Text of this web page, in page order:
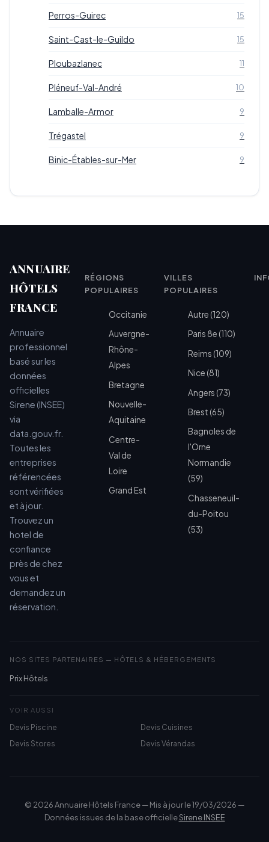
Perros-Guirec 15
Saint-Cast-le-Guildo 15
Ploubazlanec 11
Pléneuf-Val-André 10
Lamballe-Armor 9
Trégastel 9
Binic-Étables-sur-Mer 9
ANNUAIRE
HÔTELS
FRANCE
Annuaire
professionnel
basé sur les
données
officielles
Sirene (INSEE)
via
data.gouv.fr.
Toutes les
entreprises
référencées
sont vérifiées
et à jour.
Trouvez un
hotel de
confiance
près de chez
vous et
demandez un
réservation.
RÉGIONS
POPULAIRES
Occitanie
Auvergne-
Rhône-
Alpes
Bretagne
Nouvelle-
Aquitaine
Centre-
Val de
Loire
Grand Est
VILLES
POPULAIRES
Autre (120)
Paris 8e (110)
Reims (109)
Nice (81)
Angers (73)
Brest (65)
Bagnoles de
l'Orne
Normandie
(59)
Chasseneuil-
du-Poitou
(53)
NOS SITES PARTENAIRES — HÔTELS & HÉBERGEMENTS
Prix Hôtels
VOIR AUSSI
Devis Piscine
Devis Cuisines
Devis Stores
Devis Vérandas
© 2026 Annuaire Hôtels France — Mis à jour le 19/03/2026 —
Données issues de la base officielleSirene INSEE